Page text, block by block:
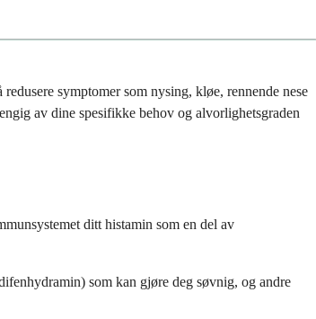
symptomer som nysing, kløe, rennende nese
av dine spesifikke behov og alvorlighetsgraden
ditt histamin som en del av
som kan gjøre deg søvnig, og andre